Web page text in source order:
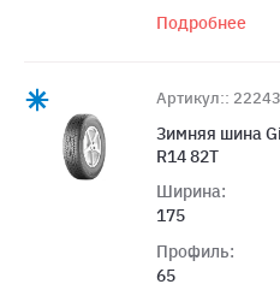
Подробнее
Артикул:: 22243
Зимняя шина
R14 82T
Ширина:
175
Профиль:
65